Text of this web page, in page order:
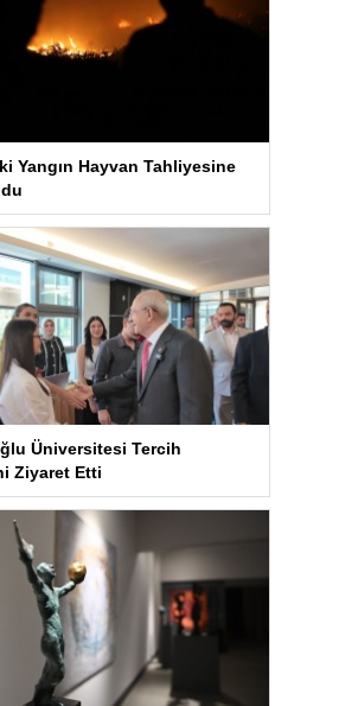
Yangın Hayvan Tahliyesine
Üniversitesi Tercih
Ziyaret Etti